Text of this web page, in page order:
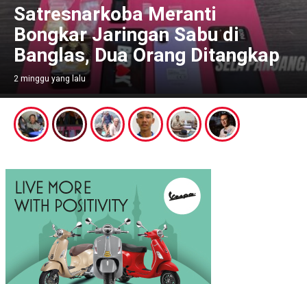
Satresnarkoba Meranti
Bongkar Jaringan Sabu di
Banglas, Dua Orang Ditangkap
2 minggu yang lalu